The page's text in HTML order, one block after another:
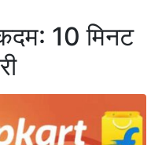
10 मिनट